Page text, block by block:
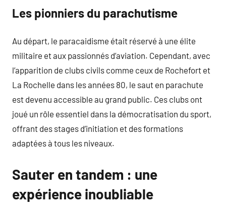
Les pionniers du parachutisme
Au départ, le paracaidisme était réservé à une élite
militaire et aux passionnés d’aviation. Cependant, avec
l’apparition de clubs civils comme ceux de Rochefort et
La Rochelle dans les années 80, le saut en parachute
est devenu accessible au grand public. Ces clubs ont
joué un rôle essentiel dans la démocratisation du sport,
offrant des stages d’initiation et des formations
adaptées à tous les niveaux.
Sauter en tandem : une
expérience inoubliable